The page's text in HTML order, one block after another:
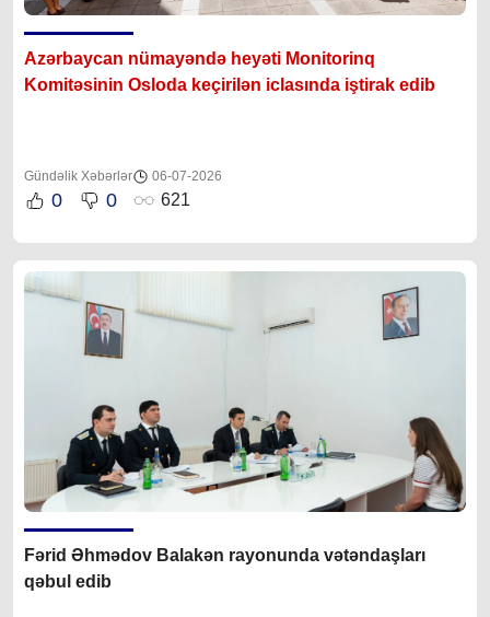
Azərbaycan nümayəndə heyəti Monitorinq
Komitəsinin Osloda keçirilən iclasında iştirak edib
Gündəlik Xəbərlər 06-07-2026
0 0 621
Fərid Əhmədov Balakən rayonunda vətəndaşları
qəbul edib